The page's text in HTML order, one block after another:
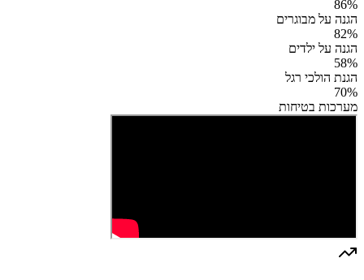
86%
הגנה על מבוגרים
82%
הגנה על ילדים
58%
הגנת הולכי רגל
70%
מערכות בטיחות